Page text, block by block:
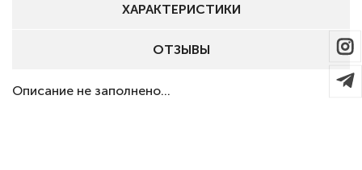
ХАРАКТЕРИСТИКИ
ОТЗЫВЫ
Описание не заполнено...